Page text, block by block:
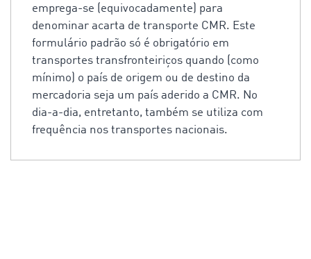
emprega-se (equivocadamente) para
denominar acarta de transporte CMR. Este
formulário padrão só é obrigatório em
transportes transfronteiriços quando (como
mínimo) o país de origem ou de destino da
mercadoria seja um país aderido a CMR. No
dia-a-dia, entretanto, também se utiliza com
frequência nos transportes nacionais.